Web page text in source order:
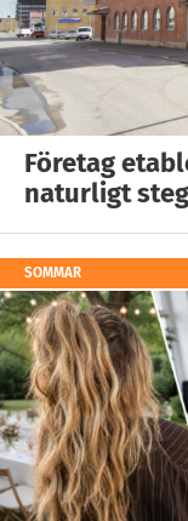
Företag
naturligt
SOMMAR